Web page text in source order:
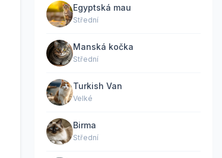
Egyptská mau
Střední
Manská kočka
Střední
Turkish Van
Velké
Birma
Střední